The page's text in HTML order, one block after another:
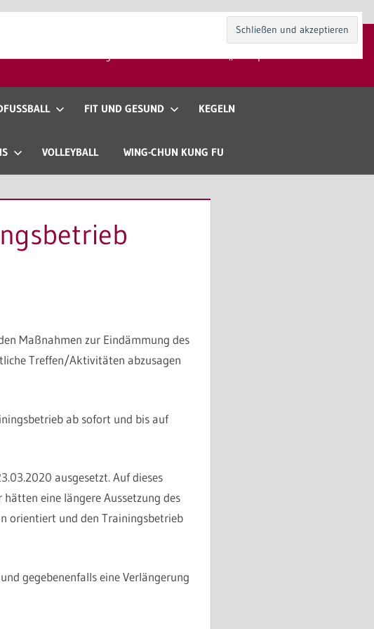
& Kontakt Mitgliedschaft Gaststätte „Zur Spieli“
FIT UND GESUND KEGELN
VOLLEYBALL WING-CHUN KUNG FU
Maßnahmen zur Eindämmung des
Treffen/Aktivitäten abzusagen
ab sofort und bis auf
ausgesetzt. Auf dieses
eine längere Aussetzung des
orientiert und den Trainingsbetrieb
gegebenenfalls eine Verlängerung